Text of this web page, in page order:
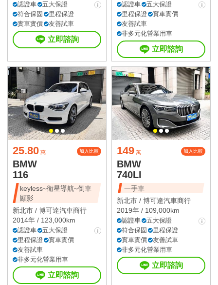
認證車
五大保證
符合保固
里程保證
實車實價
友善試車
立即諮詢
認證車
五大保證
里程保證
實車實價
友善試車
非多元化營業用車
立即諮詢
25.80 萬 加入比較
BMW
116
keyless~衛星導航~倒車
顯影
新北市 / 博可達汽車商行
2014年 / 123,000km
認證車
五大保證
里程保證
實車實價
友善試車
非多元化營業用車
立即諮詢
149 萬 加入比較
BMW
740LI
一手車
新北市 / 博可達汽車商行
2019年 / 109,000km
認證車
五大保證
符合保固
里程保證
實車實價
友善試車
非多元化營業用車
立即諮詢